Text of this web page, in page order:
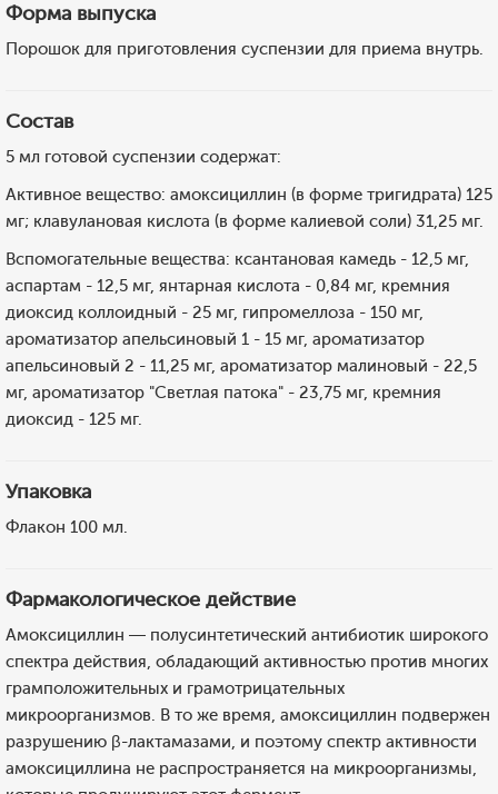
Форма выпуска
Порошок для приготовления суспензии для приема внутрь.
Состав
5 мл готовой суспензии содержат:
Активное вещество: амоксициллин (в форме тригидрата) 125
мг; клавулановая кислота (в форме калиевой соли) 31,25 мг.
Вспомогательные вещества: ксантановая камедь - 12,5 мг,
аспартам - 12,5 мг, янтарная кислота - 0,84 мг, кремния
диоксид коллоидный - 25 мг, гипромеллоза - 150 мг,
ароматизатор апельсиновый 1 - 15 мг, ароматизатор
апельсиновый 2 - 11,25 мг, ароматизатор малиновый - 22,5
мг, ароматизатор "Светлая патока" - 23,75 мг, кремния
диоксид - 125 мг.
Упаковка
Флакон 100 мл.
Фармакологическое действие
Амоксициллин — полусинтетический антибиотик широкого
спектра действия, обладающий активностью против многих
грамположительных и грамотрицательных
микроорганизмов. В то же время, амоксициллин подвержен
разрушению β-лактамазами, и поэтому спектр активности
амоксициллина не распространяется на микроорганизмы,